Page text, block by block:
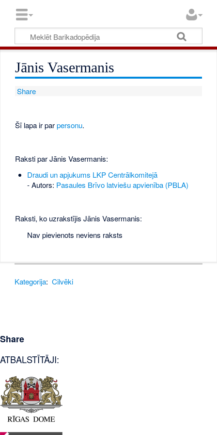
Jānis Vasermanis
Share
Šī lapa ir parpersonu.
Raksti par Jānis Vasermanis:
Draudi un apjukums LKP Centrālkomitejā
- Autors: Pasaules Brīvo latviešu apvienība (PBLA)
Raksti, ko uzrakstījis Jānis Vasermanis:
Nav pievienots neviens raksts
Kategorija: Cilvēki
Share
ATBALSTĪTĀJI: